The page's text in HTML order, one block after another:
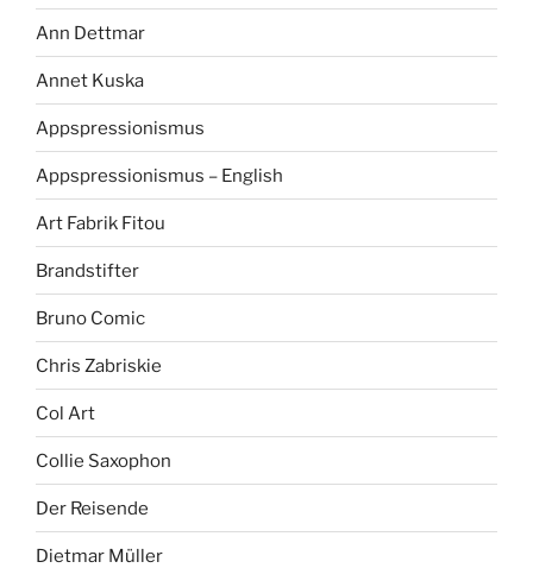
Ann Dettmar
Annet Kuska
Appspressionismus
Appspressionismus – English
Art Fabrik Fitou
Brandstifter
Bruno Comic
Chris Zabriskie
Col Art
Collie Saxophon
Der Reisende
Dietmar Müller